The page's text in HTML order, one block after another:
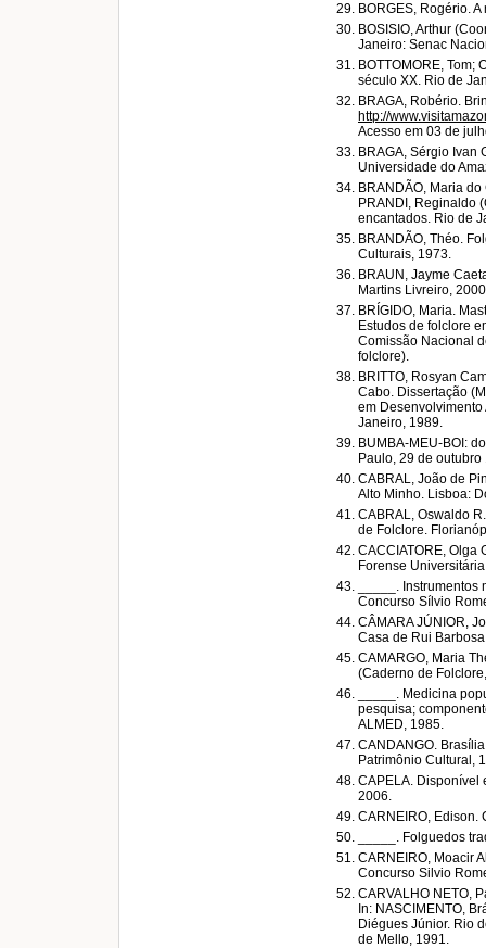
BORGES, Rogério.
BOSISIO, Arthur
Janeiro: Senac
BOTTOMORE, Tom;
século XX. Rio de
BRAGA, Robério.
http://
Acesso em 03 de
BRAGA, Sérgio Ivan
Universidade do
BRANDÃO, Maria
PRANDI, Reginaldo
encantados. Rio de
BRANDÃO, Théo.
Culturais, 1973.
BRAUN, Jayme
Martins Livreiro,
BRÍGIDO, Maria.
Estudos de folclore
Comissão Nacional
folclore).
BRITTO, Rosyan
Cabo. Dissertação
em
Janeiro, 1989.
BUMBA-MEU-BOI:
Paulo, 29 de outubro
CABRAL, João de
Alto Minho. Lisboa:
CABRAL, Oswaldo
de Folclore.
CACCIATORE, Olga
Forense
_____.
Concurso Sílvio
CÂMARA JÚNIOR,
Casa de Rui
CAMARGO, Maria
(Caderno de
_____. Medicina
pesquisa;
ALMED, 1985.
CANDANGO.
Patrimônio Cultural,
CAPELA. Disponível
2006.
CARNEIRO, Edison.
_____. Folguedos
CARNEIRO, Moacir
Concurso Silvio
CARVALHO NETO,
In: NASCIMENTO,
Diégues Júnior. Rio
de Mello, 1991.